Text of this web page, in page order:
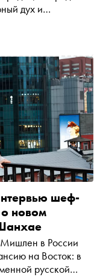
дух и
столице и её
шеф-
о новом
в России
на Восток: в
русской